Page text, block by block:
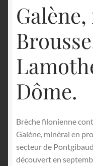
Dôme.
Brèche filonienne
Galène, minéral en
secteur de
découvert en